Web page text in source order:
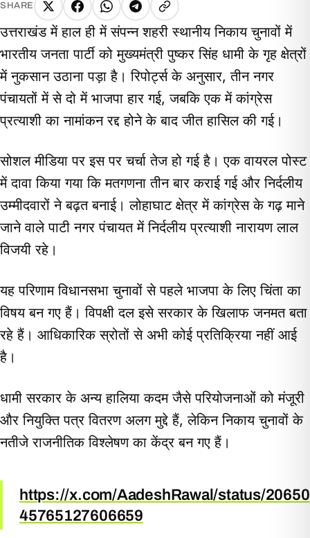
SHARE
X FacebookWhatsApp
Telegram
Copy
link
उत्तराखंड में हाल ही में संपन्न शहरी स्थानीय निकाय चुनावों में
भारतीय जनता पार्टी को मुख्यमंत्री पुष्कर सिंह धामी के गृह क्षेत्रों
में नुकसान उठाना पड़ा है। रिपोर्ट्स के अनुसार, तीन नगर
पंचायतों में से दो में भाजपा हार गई, जबकि एक में कांग्रेस
प्रत्याशी का नामांकन रद्द होने के बाद जीत हासिल की गई।
सोशल मीडिया पर इस पर चर्चा तेज हो गई है। एक वायरल पोस्ट
में दावा किया गया कि मतगणना तीन बार कराई गई और निर्दलीय
उम्मीदवारों ने बढ़त बनाई। लोहाघाट क्षेत्र में कांग्रेस के गढ़ माने
जाने वाले पाटी नगर पंचायत में निर्दलीय प्रत्याशी नारायण लाल
विजयी रहे।
यह परिणाम विधानसभा चुनावों से पहले भाजपा के लिए चिंता का
विषय बन गए हैं। विपक्षी दल इसे सरकार के खिलाफ जनमत बता
रहे हैं। आधिकारिक स्रोतों से अभी कोई प्रतिक्रिया नहीं आई
है।
धामी सरकार के अन्य हालिया कदम जैसे परियोजनाओं को मंजूरी
और नियुक्ति पत्र वितरण अलग मुद्दे हैं, लेकिन निकाय चुनावों के
नतीजे राजनीतिक विश्लेषण का केंद्र बन गए हैं।
https://x.com/AadeshRawal/status/20650
45765127606659